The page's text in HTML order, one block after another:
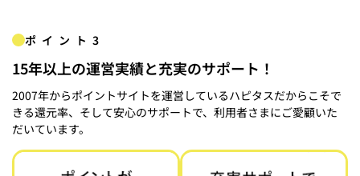
ポイント3
15年以上の運営実績と充実のサポート！
2007年からポイントサイトを運営しているハピタスだからこそで
きる還元率、そして安心のサポートで、利用者さまにご愛顧いた
だいています。